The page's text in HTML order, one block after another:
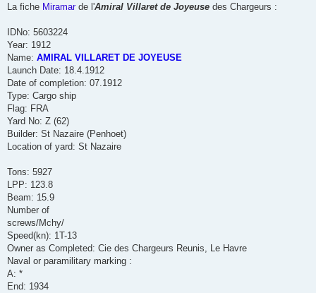
g
La fiche Miramarde l'Amiral Villaret de Joyeuse des Chargeurs :
IDNo: 5603224
Year: 1912
Name: AMIRAL VILLARET DE JOYEUSE
Launch Date: 18.4.1912
Date of completion: 07.1912
Type: Cargo ship
Flag: FRA
Yard No: Z (62)
Builder: St Nazaire (Penhoet)
Location of yard: St Nazaire
Tons: 5927
LPP: 123.8
Beam: 15.9
Number of
screws/Mchy/
Speed(kn): 1T-13
Owner as Completed: Cie des Chargeurs Reunis, Le Havre
Naval or paramilitary marking :
A: *
End: 1934